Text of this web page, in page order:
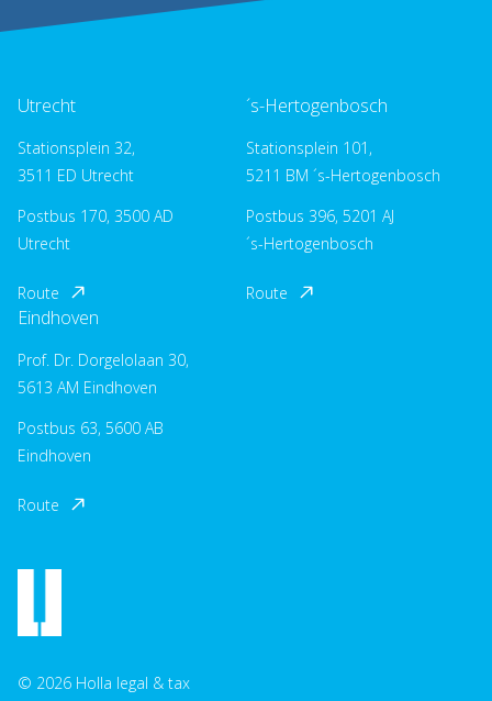
Utrecht
Stationsplein 32,
3511 ED Utrecht
Postbus 170, 3500 AD
Utrecht
Route
´s-Hertogenbosch
Stationsplein 101,
5211 BM ´s-Hertogenbosch
Postbus 396, 5201 AJ
´s-Hertogenbosch
Route
Eindhoven
Prof. Dr. Dorgelolaan 30,
5613 AM Eindhoven
Postbus 63, 5600 AB
Eindhoven
Route
© 2026 Holla legal & tax